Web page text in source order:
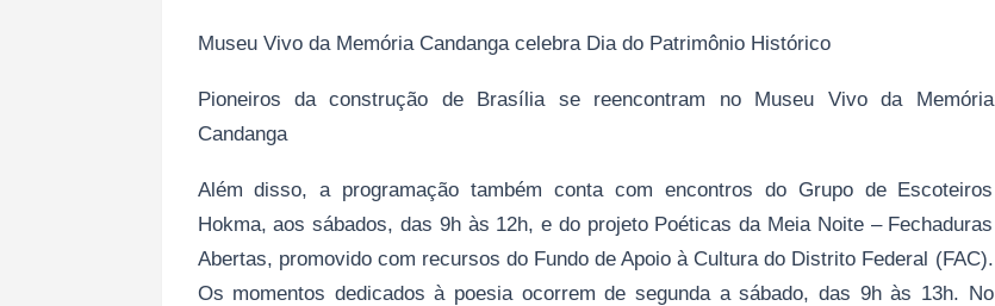
Museu Vivo da Memória Candanga celebra Dia do Patrimônio Histórico
Pioneiros da construção de Brasília se reencontram no Museu Vivo da Memória
Candanga
Além disso, a programação também conta com encontros do Grupo de Escoteiros
Hokma, aos sábados, das 9h às 12h, e do projeto Poéticas da Meia Noite – Fechaduras
Abertas, promovido com recursos do Fundo de Apoio à Cultura do Distrito Federal (FAC).
Os momentos dedicados à poesia ocorrem de segunda a sábado, das 9h às 13h. No